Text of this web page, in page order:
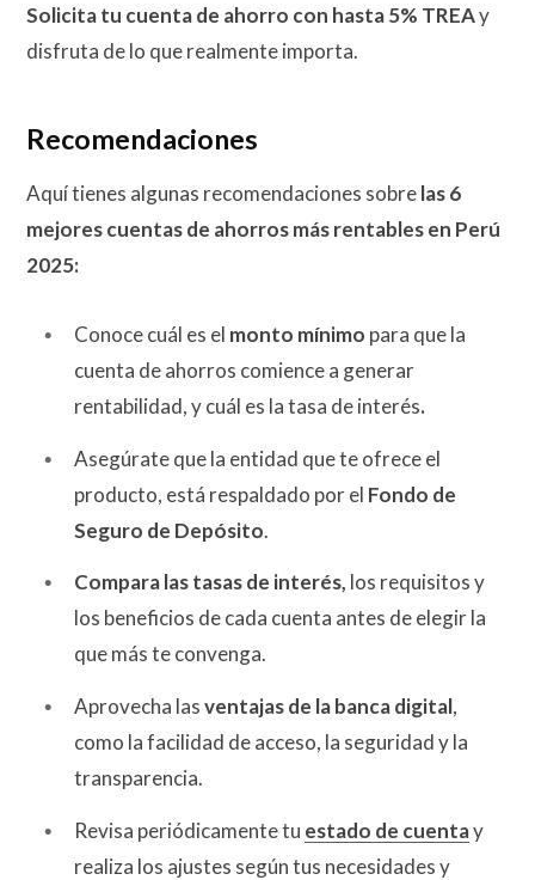
Solicita tu cuenta de ahorro con hasta5% TREAy
disfruta de lo que realmente importa.
Recomendaciones
Aquí tienes algunas recomendaciones sobrelas 6
mejores cuentas de ahorros más rentables en Perú
2025:
Conoce cuál es el monto mínimo para que la
cuenta de ahorros comience a generar
rentabilidad, y cuál es la tasa de interés.
Asegúrate que la entidad que te ofrece el
producto, está respaldado por el Fondo de
Seguro de Depósito.
Compara las tasas de interés, los requisitos y
los beneficios de cada cuenta antes de elegir la
que más te convenga.
Aprovecha lasventajas de la banca digital,
como la facilidad de acceso, la seguridad y la
transparencia.
Revisa periódicamente tu estado de cuentay
realiza los ajustes según tus necesidades y